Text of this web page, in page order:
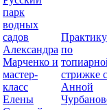
парк
водных
садов
Александра
Марченко и
мастер-
класс
Елены
по
стрижке с
Анной